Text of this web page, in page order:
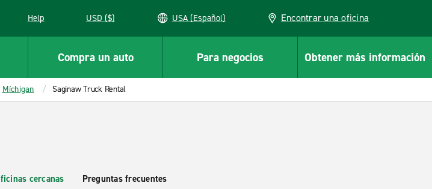
Help USD ($) USA (Español) Encontrar una oficina
Compra un auto Para negocios Obtener más información
Míchigan Saginaw Truck Rental
cercanas Preguntas frecuentes